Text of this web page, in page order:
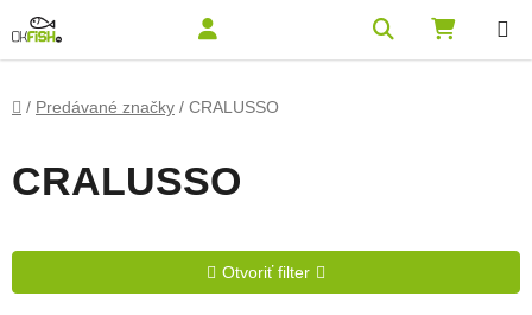
Domov
/ Predávané značky / CRALUSSO
CRALUSSO
Otvoriť filter